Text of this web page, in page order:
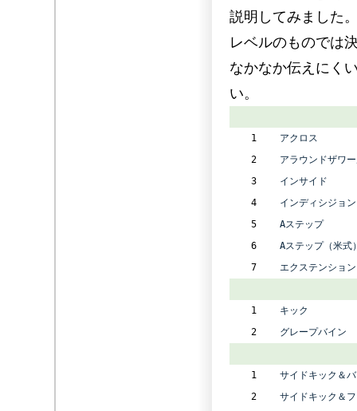
説明してみました
レベルのものでは
なかなか伝えにく
1
アクロス
2
アラウンドザワ
3
インサイド
4
インディシジョン
5
Aステップ
6
Aステップ（米式
7
エクステンション
1
キック
2
グレープバイン
1
サイドキック＆
2
サイドキック＆